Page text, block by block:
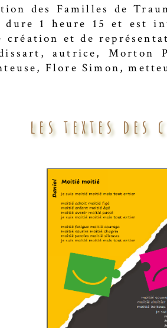
des Familles de
dure 1 heure 15 et est
et de
autrice, Morton
Flore Simon,
les textes des